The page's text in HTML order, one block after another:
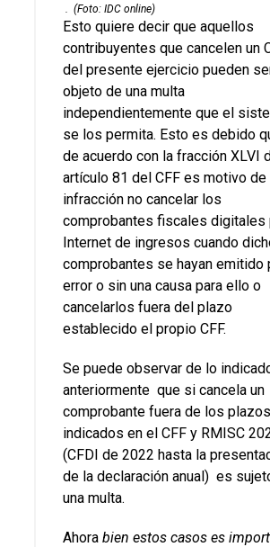
. (Foto: IDC online)
Esto quiere decir que aquellos
contribuyentes que cancelen un
del presente ejercicio pueden
objeto de una multa
independientemente que el
se los permita. Esto es debido
de acuerdo con la fracción XLVI
artículo 81 del CFF es motivo de
infracción no cancelar los
comprobantes fiscales digitales
Internet de ingresos cuando
comprobantes se hayan emitido
error o sin una causa para ello o
cancelarlos fuera del plazo
establecido el propio CFF.
Se puede observar de lo
anteriormente que si cancela un
comprobante fuera de los plazos
indicados en el CFF y RMISC
(CFDI de 2022 hasta la
de la declaración anual) es
una multa.
Ahora bien estos casos es